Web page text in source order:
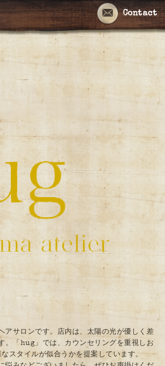
Contact
アサロンです。店内は、太陽の光が優しく差
。「hug」では、カウンセリングを重視しお
スタイルが似合うかを提案しています。